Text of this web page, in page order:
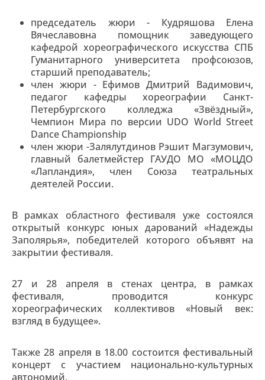
председатель жюри - Кудряшова Елена
Вячеславовна помощник заведующего
кафедрой хореографического искусства СПБ
Гуманитарного университета профсоюзов,
старший преподаватель;
член жюри - Ефимов Дмитрий Вадимович,
педагог кафедры хореографии Санкт-
Петербургского колледжа «Звёздный»,
Чемпион Мира по версии UDO World Street
Dance Championship
член жюри -Залялутдинов Рэшит Магзумович,
главный балетмейстер ГАУДО МО «МОЦДО
«Лапландия», член Союза театральных
деятелей России.
В рамках областного фестиваля уже состоялся
открытый конкурс юных дарований «Надежды
Заполярья», победителей которого объявят на
закрытии фестиваля.
27 и 28 апреля в стенах центра, в рамках
фестиваля, проводится конкурс
хореографических коллективов «Новый век:
взгляд в будущее».
Также 28 апреля в 18.00 состоится фестивальный
концерт с участием национально-культурных
автономий.